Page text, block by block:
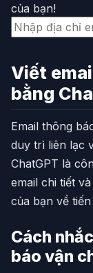
của bạn!
Viết
bằng
Email thông
duy trì liên lạc
ChatGPT là
email chi tiết
của bạn về
Cách
báo vận